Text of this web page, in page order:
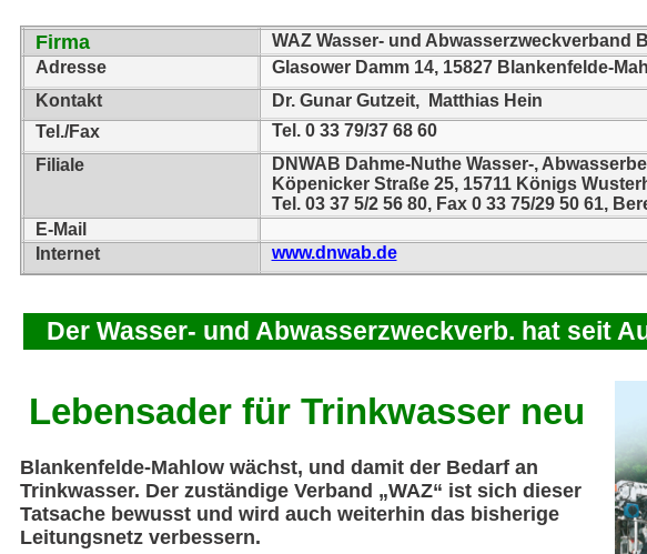
Blankenfelde-Mahlow wächst, und damit der Bedarf an
Trinkwasser. Der zuständige Verband „WAZ“ ist sich dieser
Tatsache bewusst und wird auch weiterhin das bisherige
Leitungsnetz verbessern.
Lebensader für Trinkwasser neu
Firma
WAZ Wasser- und Abwasserzweckverband
Adresse
Glasower Damm 14, 15827 Blankenfelde-
Kontakt
Dr. Gunar Gutzeit, Matthias Hein
Tel./Fax
Tel. 0 33 79/37 68 60
Filiale
DNWAB Dahme-Nuthe Wasser-,
Köpenicker Straße 25, 15711 Königs
Tel. 03 37 5/2 56 80, Fax 0 33 75/29 50 61,
E-Mail
Internet
www.dnwab.de
Der Wasser- und Abwasserzweckverb. hat seit